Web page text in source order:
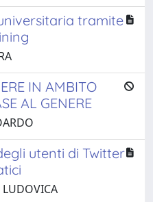
tramite
IN AMBITO
AL GENERE
utenti di Twitter